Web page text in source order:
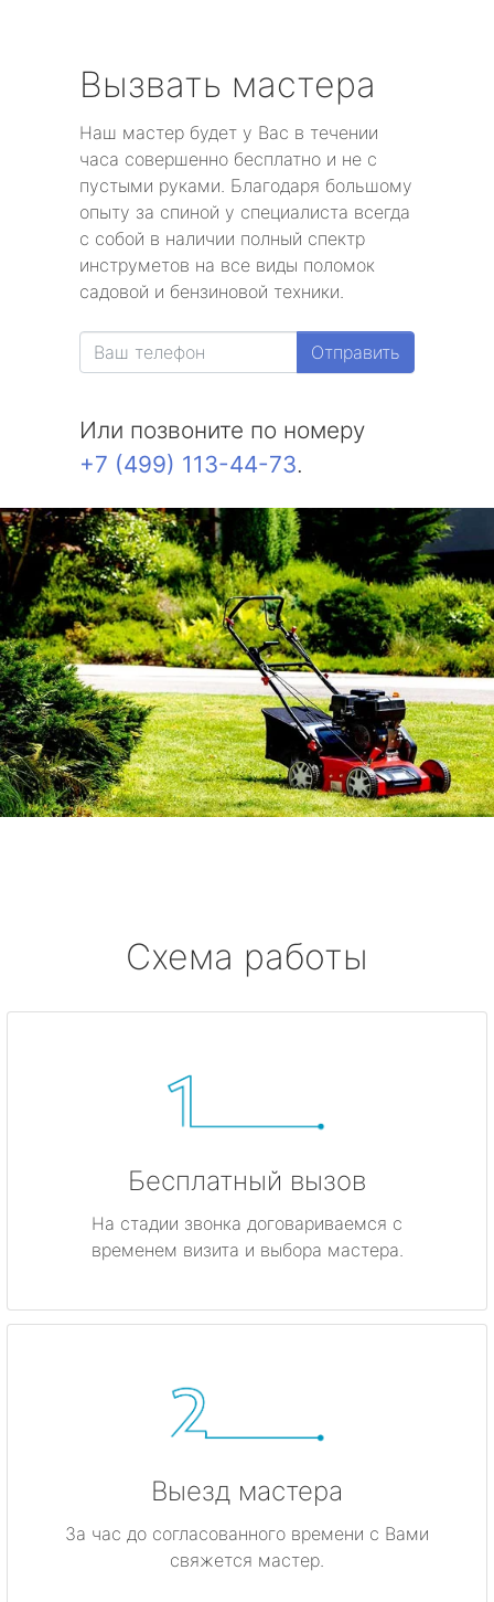
Вызвать мастера
Наш мастер будет у Вас в течении
часа совершенно бесплатно и не с
пустыми руками. Благодаря большому
опыту за спиной у специалиста всегда
с собой в наличии полный спектр
инструметов на все виды поломок
садовой и бензиновой техники.
Отправить
Или позвоните по номеру
+7 (499) 113-44-73.
Схема работы
Бесплатный вызов
На стадии звонка договариваемся с
временем визита и выбора мастера.
Выезд мастера
За час до согласованного времени с Вами
свяжется мастер.